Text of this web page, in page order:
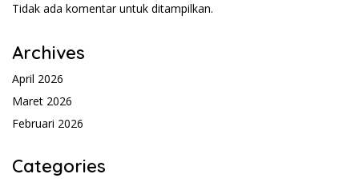
Tidak ada komentar untuk ditampilkan.
Archives
April 2026
Maret 2026
Februari 2026
Categories